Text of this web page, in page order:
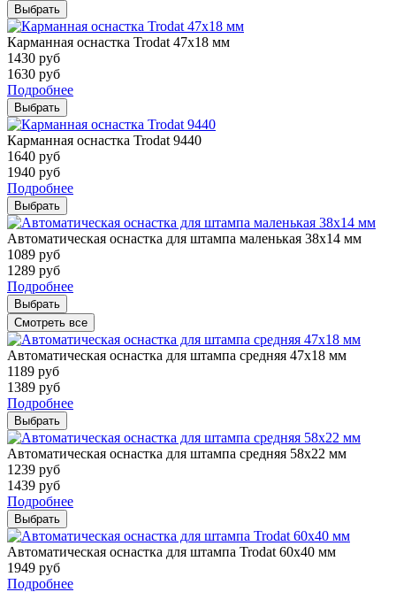
Выбрать
Карманная оснастка Trodat 47х18 мм
1430 руб
1630 руб
Подробнее
Выбрать
Карманная оснастка Trodat 9440
1640 руб
1940 руб
Подробнее
Выбрать
Автоматическая оснастка для штампа маленькая 38х14 мм
1089 руб
1289 руб
Подробнее
Выбрать
Смотреть все
Автоматическая оснастка для штампа средняя 47х18 мм
1189 руб
1389 руб
Подробнее
Выбрать
Автоматическая оснастка для штампа средняя 58х22 мм
1239 руб
1439 руб
Подробнее
Выбрать
Автоматическая оснастка для штампа Trodat 60х40 мм
1949 руб
Подробнее